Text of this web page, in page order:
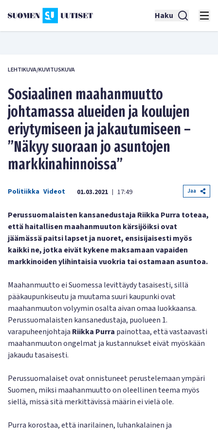
Haku
LEHTIKUVA/KUVITUSKUVA
Sosiaalinen maahanmuutto
johtamassa alueiden ja koulujen
eriytymiseen ja jakautumiseen –
”Näkyy suoraan jo asuntojen
markkinahinnoissa”
Politiikka Videot 01.03.2021 | 17:49 Jaa
Perussuomalaisten kansanedustaja Riikka Purra toteaa,
että haitallisen maahanmuuton kärsijöiksi ovat
jäämässä paitsi lapset ja nuoret, ensisijaisesti myös
kaikki ne, jotka eivät kykene maksamaan vapaiden
markkinoiden ylihintaisia vuokria tai ostamaan asuntoa.
Maahanmuutto ei Suomessa levittäydy tasaisesti, sillä
pääkaupunkiseutu ja muutama suuri kaupunki ovat
maahanmuuton volyymin osalta aivan omaa luokkaansa.
Perussuomalaisten kansanedustaja, puolueen 1.
varapuheenjohtaja Riikka Purra painottaa, että vastaavasti
maahanmuuton ongelmat ja kustannukset eivät myöskään
jakaudu tasaisesti.
Perussuomalaiset ovat onnistuneet perustelemaan ympäri
Suomen, miksi maahanmuutto on oleellinen teema myös
siellä, missä sitä merkittävissä määrin ei vielä ole.
Purra korostaa, että inarilainen, luhankalainen ja